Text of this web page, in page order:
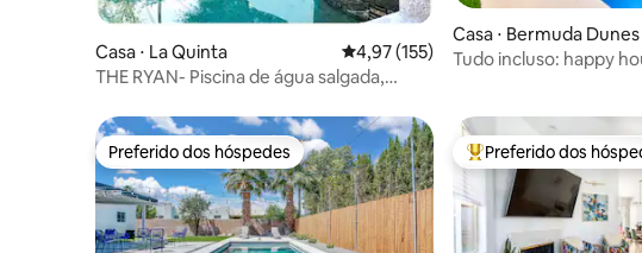
Casa ⋅ La Quinta 4,97 de uma avaliação média de 5,
4,97 (155)
THE RYAN- Piscina de água salgada,
Casa ⋅ Bermuda Dunes
Tudo incluso: happy
Preferido dos hóspedes
Preferido dos hóspedes Entre os melhores
Preferido dos